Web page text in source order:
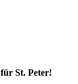
St. Peter!